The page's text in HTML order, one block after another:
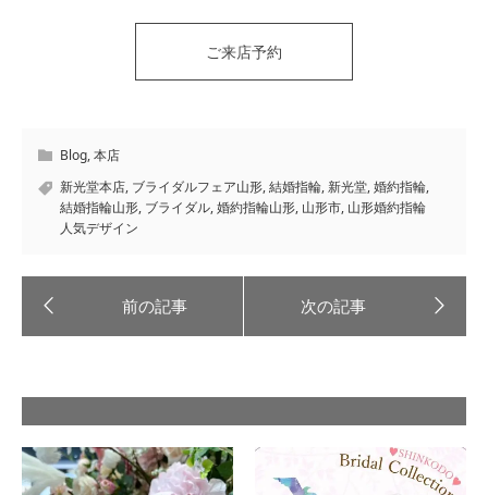
ご来店予約
Blog,本店
新光堂本店, ブライダルフェア山形,結婚指輪,新光堂,婚約指輪,
結婚指輪山形, ブライダル,婚約指輪山形, 山形市, 山形婚約指輪
人気デザイン